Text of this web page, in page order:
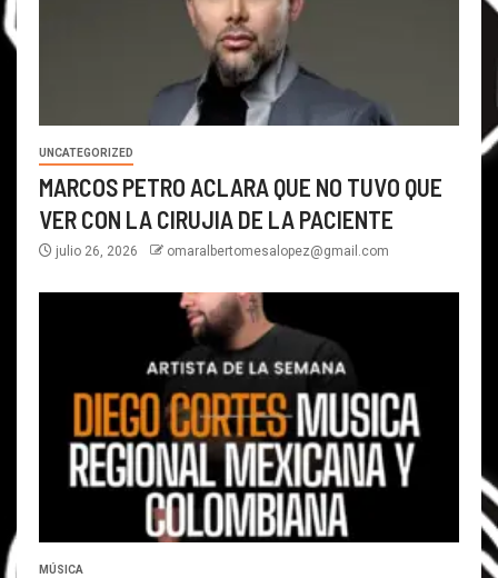
UNCATEGORIZED
MARCOS PETRO ACLARA QUE NO TUVO QUE
VER CON LA CIRUJIA DE LA PACIENTE
julio 26, 2026 omaralbertomesalopez@gmail.com
MÚSICA